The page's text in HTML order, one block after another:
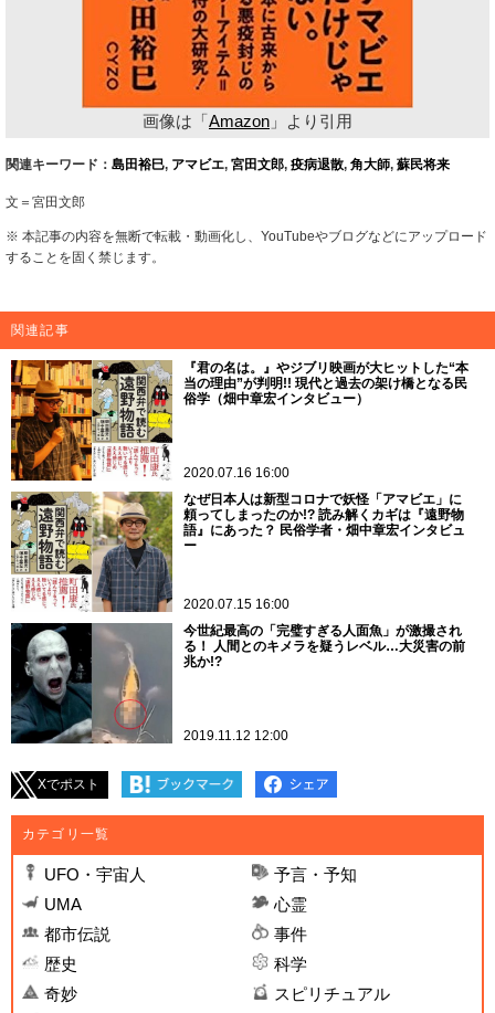
画像は「Amazon 」より引用
関連キーワード： 島田裕巳, アマビエ, 宮田文郎, 疫病退散, 角大師, 蘇民将来
文＝宮田文郎
※ 本記事の内容を無断で転載・動画化し、YouTubeやブログなどにアップロード
することを固く禁じます。
関連記事
『君の名は。』やジブリ映画が大ヒットした“本
当の理由”が判明!! 現代と過去の架け橋となる民
俗学（畑中章宏インタビュー）
2020.07.16 16:00
なぜ日本人は新型コロナで妖怪「アマビエ」に
頼ってしまったのか!? 読み解くカギは『遠野物
語』にあった？ 民俗学者・畑中章宏インタビュ
ー
2020.07.15 16:00
今世紀最高の「完璧すぎる人面魚」が激撮され
る！ 人間とのキメラを疑うレベル…大災害の前
兆か!?
2019.11.12 12:00
Xでポスト
カテゴリ一覧
UFO・宇宙人
予言・予知
UMA
心霊
都市伝説
事件
歴史
科学
奇妙
スピリチュアル